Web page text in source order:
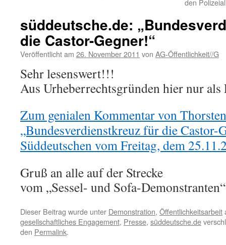
den
süddeutsche.de:
die Castor-Gegner!“
Veröffentlicht am 26. November 2011 von AG-Öffentlichkeit//G
Sehr lesenswert!!!
Aus Urheberrechtsgründen hier nur
Zum genialen Kommentar von
„Bundesverdienstkreuz für die Castor-
Süddeutschen vom Freitag, dem
Gruß an alle auf der Strecke
vom „Sessel- und Sofa-Demonstranten“
Dieser Beitrag wurde unter Demonstration, Öffentlichkeitsarbeit
gesellschaftliches Engagement, Presse, süddeutsche.de
den Permalink.